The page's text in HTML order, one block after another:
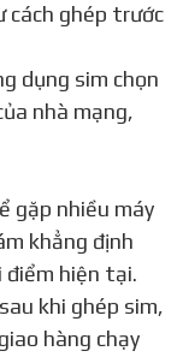
cách ghép trước
dụng sim chọn
nhà mạng,
gặp nhiều máy
khẳng định
hiện tại.
khi ghép sim,
hàng chạy